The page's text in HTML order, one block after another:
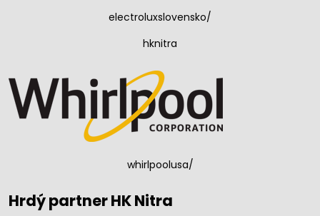
electroluxslovensko/
hknitra
whirlpoolusa/
Hrdý partner HK Nitra